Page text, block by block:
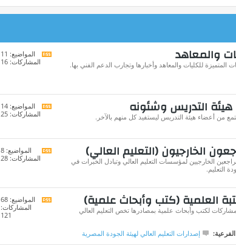
والمعاهد
المتميزة للكليات والمعاهد وأخبارها وتجارب الدعم الفني بها.
مشاهدة
تغذيات
المواضيع: 11
المشاركات: 16
التدريس وشئونه
من أعضاء هيئة التدريس ليستفيد كل منهم بالآخر.
مشاهدة
تغذيات
المواضيع: 14
المشاركات: 25
الخارجيون (التعليم العالي)
الخارجيين لمؤسسات التعليم العالي وتبادل الخبرات في
التعليم.
مشاهدة
تغذيات
المواضيع: 8
المشاركات: 28
العلمية (كتب وأبحاث علمية)
لكتب وأبحاث علمية بمصادرها تخص التعليم العالي
إصدارات التعليم العالي لهيئة الجودة المصرية
مشاهدة
تغذيات
المواضيع: 68
المشاركات:
121